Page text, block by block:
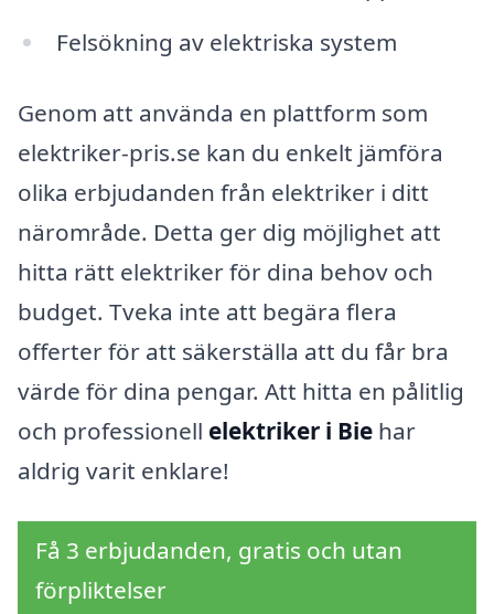
Felsökning av elektriska system
Genom att använda en plattform som
elektriker-pris.se kan du enkelt jämföra
olika erbjudanden från elektriker i ditt
närområde. Detta ger dig möjlighet att
hitta rätt elektriker för dina behov och
budget. Tveka inte att begära flera
offerter för att säkerställa att du får bra
värde för dina pengar. Att hitta en pålitlig
och professionell elektriker i Bie har
aldrig varit enklare!
Få 3 erbjudanden, gratis och utan
förpliktelser